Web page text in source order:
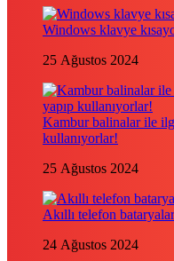
Windows klavye
25 Ağustos 2024
Kambur balinalar ile
kullanıyorlar!
25 Ağustos 2024
Akıllı telefon
24 Ağustos 2024